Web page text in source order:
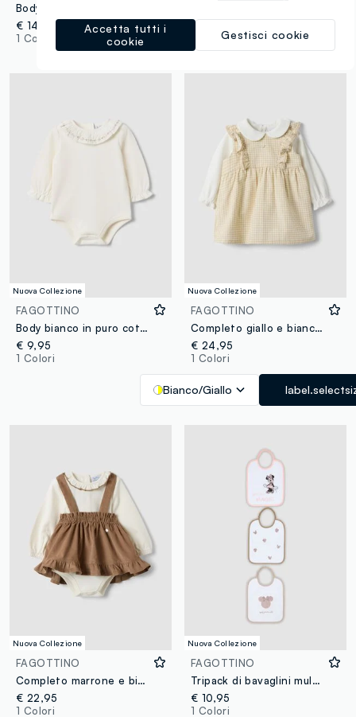
€ 14,95
1 Colori
€ 5,95
1 Colori
Nuova Collezione
FAGOTTINO
Body bianco in puro cotone organico con colletto ricamato per neonata
€ 9,95
1 Colori
Nuova Collezione
FAGOTTINO
Completo giallo e bianco in puro cotone organico per neonata
€ 24,95
1 Colori
Bianco/Giallo
Nuova Collezione
FAGOTTINO
Completo marrone e bianco in puro cotone organico con volant per neonata
€ 22,95
1 Colori
Nuova Collezione
FAGOTTINO
Tripack di bavaglini multicolor in misto cotone organico con stampa Minnie
€ 10,95
1 Colori
Gestisci cookie
Accetta tutti i
cookie